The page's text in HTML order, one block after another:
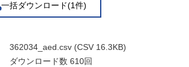
一括ダウンロード(1件)
362034_aed.csv (CSV 16.3KB)
ダウンロード数 610回